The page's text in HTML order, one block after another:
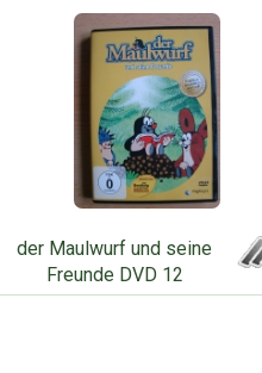
der Maulwurf und seine
Freunde DVD 12